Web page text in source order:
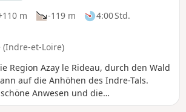
m -119 m
4:00 Std.
et-Loire)
Region Azay le Rideau, durch den Wald
auf die Anhöhen des Indre-Tals.
Anwesen und die
der Kirche von Cheillé.